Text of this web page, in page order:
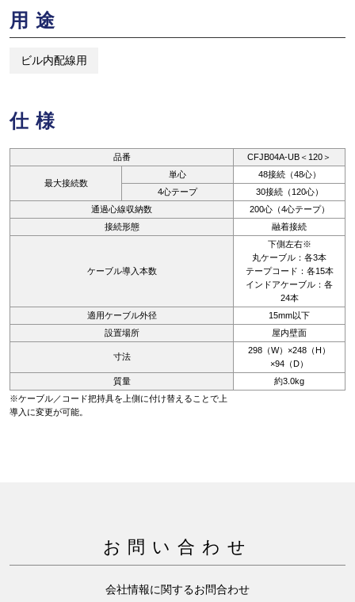
用途
ビル内配線用
仕様
品番 CFJB04A-UB＜120＞
最大接続数
単心
48接続（48心）
4心テープ
30接続（120心）
通過心線収納数
200心（4心テープ）
接続形態
融着接続
ケーブル導入本数
下側左右※
丸ケーブル：各3本
テープコード：各15本
インドアケーブル：各
24本
適用ケーブル外径
15mm以下
設置場所
屋内壁面
寸法
298（W）×248（H）
×94（D）
質量
約3.0kg
※ケーブル／コード把持具を上側に付け替えることで上
導入に変更が可能。
お問い合わせ
会社情報に関するお問合わせ